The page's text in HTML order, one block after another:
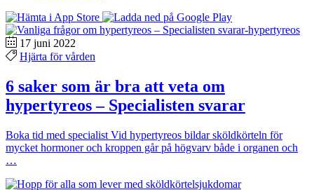
17 juni 2022
Hjärta för vården
6 saker som är bra att veta om
hypertyreos – Specialisten svarar
Boka tid med specialist Vid hypertyreos bildar sköldkörteln för
mycket hormoner och kroppen går på högvarv både i organen och
…